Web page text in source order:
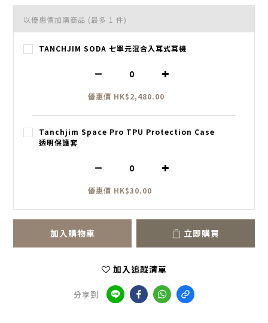
以優惠價加購商品 (最多 1 件)
TANCHJIM SODA 七單元混合入耳式耳機
優惠價 HK$2,480.00
Tanchjim Space Pro TPU Protection Case
透明保護套
優惠價 HK$30.00
加入購物車 立即購買
加入追蹤清單
分享到